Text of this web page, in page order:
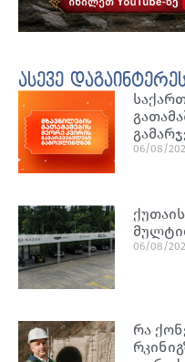
ასევე
06/08/
06/08/
რა